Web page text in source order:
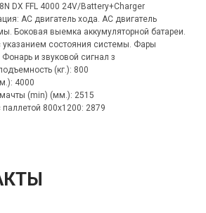
DX FFL 4000 24V/Battery+Charger
АС двигатель хода. АС двигатель
Боковая выемка аккумуляторной батареи.
указанием состояния системы. Фары
и звуковой сигнал з
(кг.): 800
4000
(min) (мм.): 2515
800х1200: 2879